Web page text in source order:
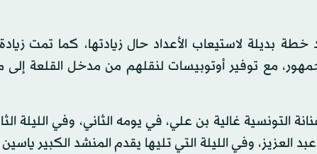
مع وجود خطة بديلة لاستيعاب الأعداد حال زيادتها، كما تمت
مع توفير أوتوبيسات لنقلهم من مدخل القلعة
التونسية غالية بن علي، في يومه الثاني، وفي الليلة
العزيز، وفي الليلة التي تليها يقدم المنشد الكبير